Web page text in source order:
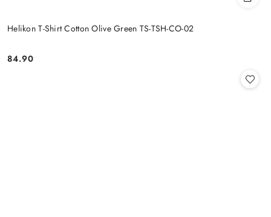
Helikon T-Shirt Cotton Olive Green TS-TSH-CO-02
Cena:
84.90